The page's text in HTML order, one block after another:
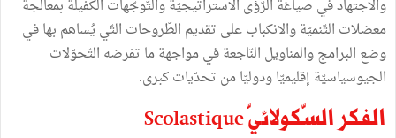
والاجتهادفي صياغة الرّؤى الاستراتيجيّةوالتّوجّهات الكفيلة بمعالجة
معضلات التّنميّةوالانكبابعلى تقديم الطّروحات التّي يُساهم بهافي
وضع البرامجوالمناويل النّاجعةفيمواجهةما تفرضه التّحوّلات
الجيوسياسيّة إقليميّاودوليّامن تحدّياتكبرى.
الفكر السّكولائيّScolastique